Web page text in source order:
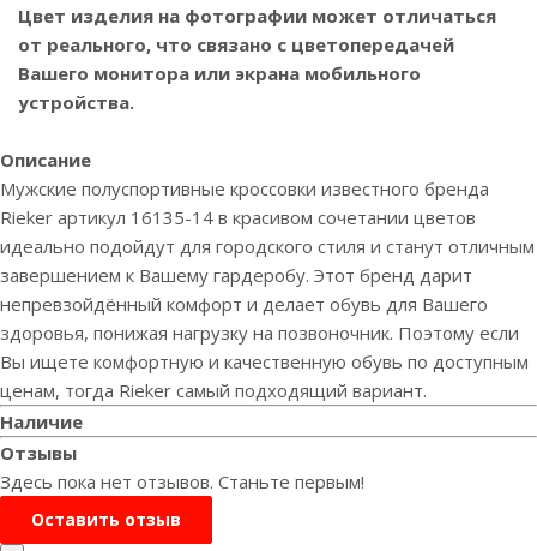
Цвет изделия на фотографии может отличаться
от реального, что связано с цветопередачей
Вашего монитора или экрана мобильного
устройства.
Описание
Мужские полуспортивные кроссовки известного бренда
Rieker артикул 16135-14 в красивом сочетании цветов
идеально подойдут для городского стиля и станут отличным
завершением к Вашему гардеробу. Этот бренд дарит
непревзойдённый комфорт и делает обувь для Вашего
здоровья, понижая нагрузку на позвоночник. Поэтому если
Вы ищете комфортную и качественную обувь по доступным
ценам, тогда Rieker самый подходящий вариант.
Наличие
Отзывы
Здесь пока нет отзывов. Станьте первым!
Оставить отзыв